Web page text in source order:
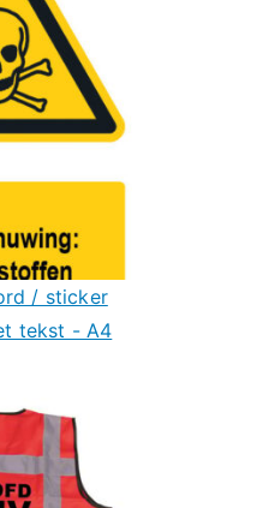
/ sticker
tekst - A4